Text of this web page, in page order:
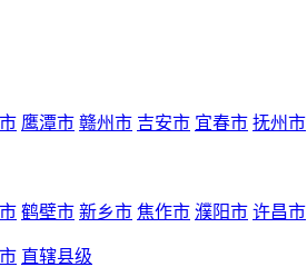
鹰潭市 赣州市 吉安市 宜春市 抚州市
鹤壁市 新乡市 焦作市 濮阳市 许昌市
直辖县级